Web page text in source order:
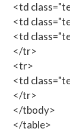
<td
<td
<td
</tr>
<tr>
<td
</tr>
</tbody>
</table>